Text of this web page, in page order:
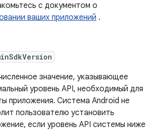
с документом о
ваших приложений .
значение, указывающее
уровень API, необходимый для
приложения. Система Android не
пользователю установить
если уровень API системы ниже